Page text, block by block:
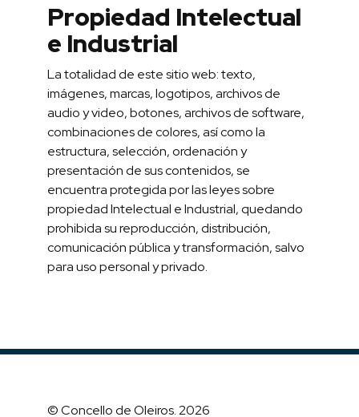
Propiedad Intelectual
e Industrial
La totalidad de este sitio web: texto,
imágenes, marcas, logotipos, archivos de
audio y video, botones, archivos de software,
combinaciones de colores, así como la
estructura, selección, ordenación y
presentación de sus contenidos, se
encuentra protegida por las leyes sobre
propiedad Intelectual e Industrial, quedando
prohibida su reproducción, distribución,
comunicación pública y transformación, salvo
para uso personal y privado.
© Concello de Oleiros. 2026